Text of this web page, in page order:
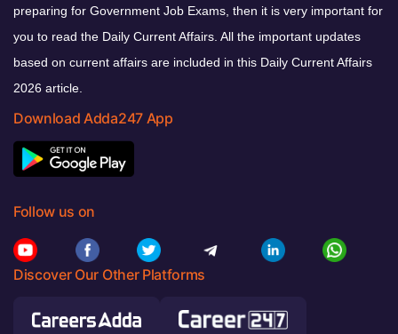
preparing for Government Job Exams, then it is very important for
you to read the Daily Current Affairs. All the important updates
based on current affairs are included in this Daily Current Affairs
2026 article.
Download Adda247 App
Follow us on
Discover Our Other Platforms